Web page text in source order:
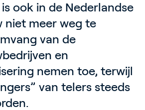
Inloggen
ook in de Nederlandse
niet meer weg te
van de
en
nemen toe, terwijl
van telers steeds